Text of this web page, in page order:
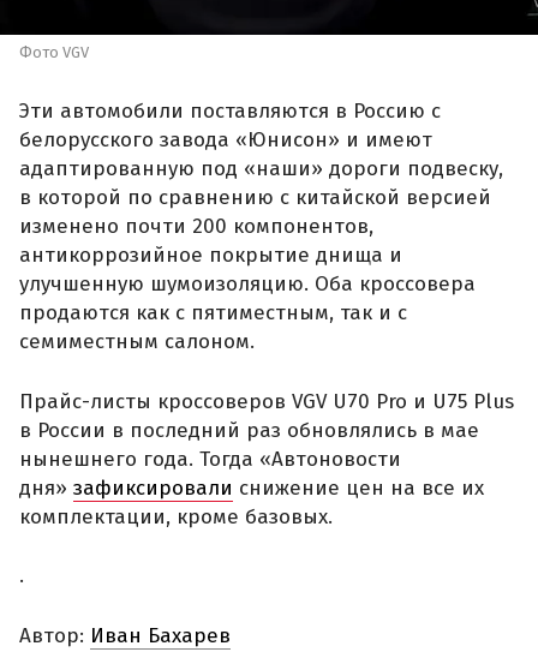
Фото VGV
Эти автомобили поставляются в Россию с
белорусского завода «Юнисон» и имеют
адаптированную под «наши» дороги подвеску,
в которой по сравнению с китайской версией
изменено почти 200 компонентов,
антикоррозийное покрытие днища и
улучшенную шумоизоляцию. Оба кроссовера
продаются как с пятиместным, так и с
семиместным салоном.
Прайс-листы кроссоверов VGV U70 Pro и U75 Plus
в России в последний раз обновлялись в мае
нынешнего года. Тогда «Автоновости
дня» зафиксировали снижение цен на все их
комплектации, кроме базовых.
.
Автор: Иван Бахарев